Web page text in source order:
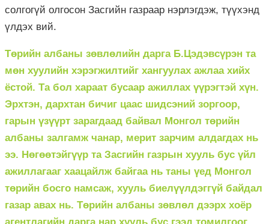
солгогүй олгосон Засгийн газраар нэрлэгдэж, түүхэнд
үлдэх вий.
Төрийн албаны зөвлөлийн дарга Б.Цэдэвсүрэн та
мөн хуулийн хэрэгжилтийг хангуулах ажлаа хийх
ёстой. Та бол хараат бусаар ажиллах үүрэгтэй хүн.
Эрхтэн, дархтан бичиг цаас шидсэний зоргоор,
гарын үзүүрт зарагдаад байвал Монгол төрийн
албаны залгамж чанар, мерит зарчим алдагдах нь
ээ. Нөгөөтэйгүүр та Засгийн газрын хууль бус үйл
ажиллагааг хаацайлж байгаа нь таны үед Монгол
төрийн босго намсаж, хууль биелүүлдэггүй байдал
газар авах нь. Төрийн албаны зөвлөл дээрх хоёр